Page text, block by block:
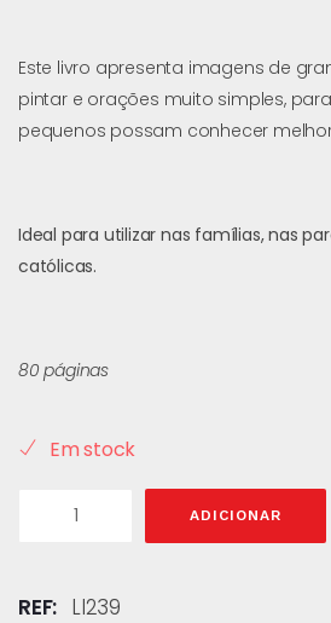
Este livro apresenta imagens de
pintar e orações muito simples,
pequenos possam conhecer
Ideal para utilizar nas famílias, nas
católicas.
80 páginas
Em stock
ADICIONAR
REF: LI239